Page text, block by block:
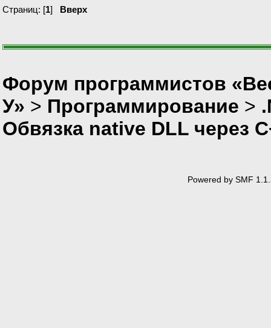
Страниц: [1] Вверх
Форум программистов
У» > Программирование >
Обвязка native DLL через
Powered by SMF